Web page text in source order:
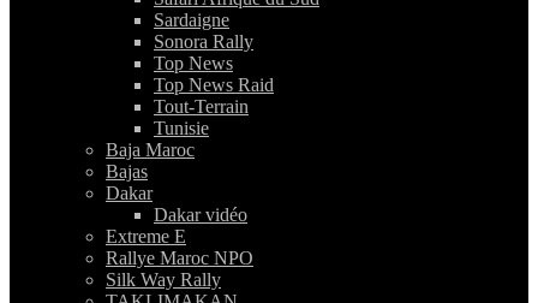
Sardaigne
Sonora Rally
Top News
Top News Raid
Tout-Terrain
Tunisie
Baja Maroc
Bajas
Dakar
Dakar vidéo
Extreme E
Rallye Maroc NPO
Silk Way Rally